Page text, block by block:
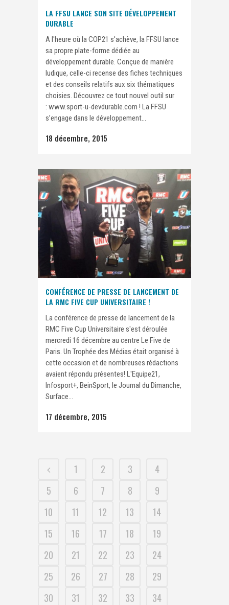
LA FFSU LANCE SON SITE DÉVELOPPEMENT
DURABLE
A l'heure où la COP21 s'achève, la FFSU lance
sa propre plate-forme dédiée au
développement durable. Conçue de manière
ludique, celle-ci recense des fiches techniques
et des conseils relatifs aux six thématiques
choisies. Découvrez ce tout nouvel outil sur
: www.sport-u-devdurable.com ! La FFSU
s’engage dans le développement...
18 décembre, 2015
CONFÉRENCE DE PRESSE DE LANCEMENT DE
LA RMC FIVE CUP UNIVERSITAIRE !
La conférence de presse de lancement de la
RMC Five Cup Universitaire s'est déroulée
mercredi 16 décembre au centre Le Five de
Paris. Un Trophée des Médias était organisé à
cette occasion et de nombreuses rédactions
avaient répondu présentes! L'Equipe21,
Infosport+, BeinSport, le Journal du Dimanche,
Surface...
17 décembre, 2015
1 2 3
4
5
6 7 8
9
10
11 12 13
14
15
16 17 18
19
20
21 22 23
24
25
26 27 28
29
30
31 32 33
34